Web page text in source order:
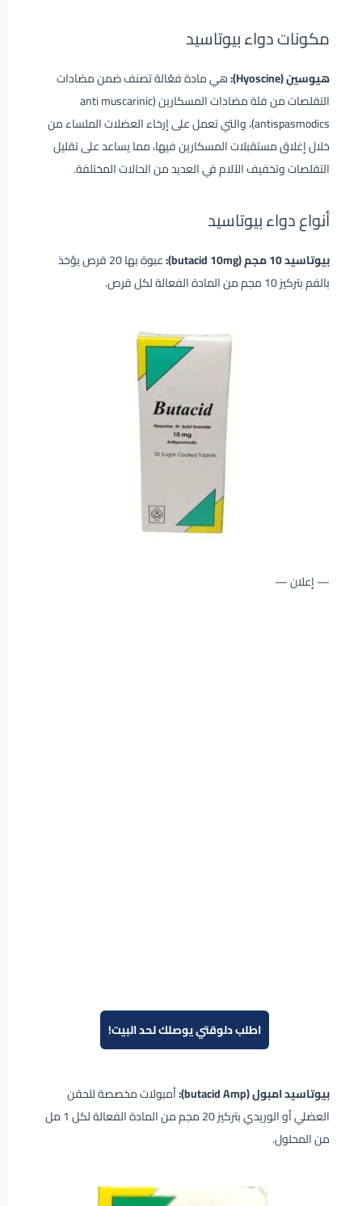
مكونات دواء بيوتاسيد
هيوسين (Hyoscine):
هي مادة فعّالة تصنف ضمن مضادات
التقلصات من فئة مضادات المسكارين (anti muscarinic
antispasmodics)، والتي تعمل على إرخاء العضلات الملساء من
خلال إغلاق مستقبلات المسكارين فيها، مما يساعد على تقليل
التقلصات وتخفيف الآلام في العديد من الحالات المختلفة.
أنواع دواء بيوتاسيد
بيوتاسيد 10 مجم (butacid 10mg):
عبوة بها 20 قرص يؤخذ
بالفم بتركيز 10 مجم من المادة الفعالة لكل قرص.
— إعلان —
اطلب دلوقتي يوصلك لحد البيت!
بيوتاسيد امبول (butacid Amp):
أمبولات مخصصة للحقن
العضلي أو الوريدي بتركيز 20 مجم من المادة الفعالة لكل 1 مل
من المحلول.